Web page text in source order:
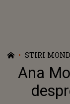
STIRI
Ana